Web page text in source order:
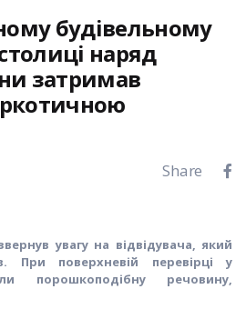
будівельному
наряд
затримав
Share
увагу на відвідувача, який
При поверхневій перевірці у
порошкоподібну речовину,